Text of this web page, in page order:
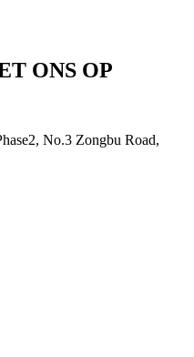
ONS OP
No.3 Zongbu Road,